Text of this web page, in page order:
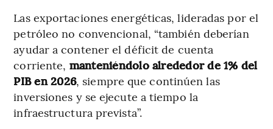
Las exportaciones energéticas, lideradas por el
petróleo no convencional, “también deberían
ayudar a contener el déficit de cuenta
corriente, manteniéndolo alrededor de 1% del
PIB en 2026, siempre que continúen las
inversiones y se ejecute a tiempo la
infraestructura prevista”.